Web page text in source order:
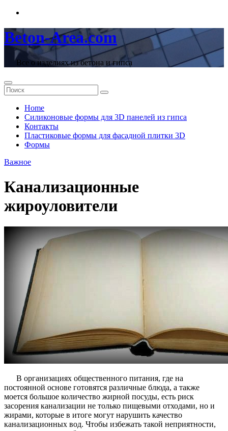
Перейти
содержимому
Beton-Area.com
Все о изделиях из бетона и гипса
Home
Cиликоновые формы для 3D панелей из гипса
Контакты
Пластиковые формы для фасадной плитки 3D
Формы
Важное
Канализационные
жироуловители
В организациях общественного питания, где на
постоянной основе готовятся различные блюда, а также
моется большое количество жирной посуды, есть риск
засорения канализации не только пищевыми отходами, но и
жирами, которые в итоге могут нарушить качество
канализационных вод. Чтобы избежать такой неприятности,